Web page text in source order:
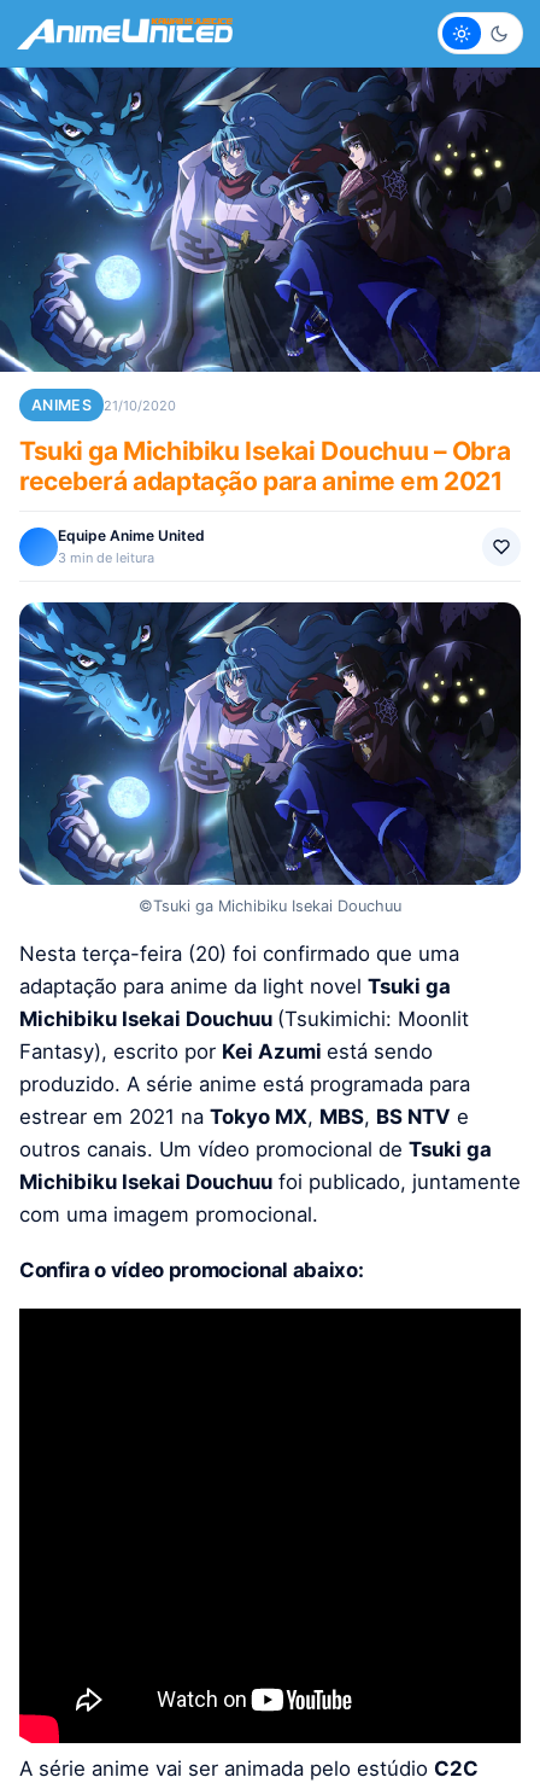
Claro
ANIMES 21/10/2020
Tsuki ga Michibiku Isekai Douchuu – Obra
receberá adaptação para anime em 2021
Equipe Anime United
3 min de leitura
©Tsuki ga Michibiku Isekai Douchuu
Nesta terça-feira (20) foi confirmado que uma
adaptação para anime da light novel Tsuki ga
Michibiku Isekai Douchuu (Tsukimichi: Moonlit
Fantasy), escrito por Kei Azumi está sendo
produzido. A série anime está programada para
estrear em 2021 na Tokyo MX, MBS, BS NTV e
outros canais. Um vídeo promocional de Tsuki ga
Michibiku Isekai Douchuu foi publicado, juntamente
com uma imagem promocional.
Confira o vídeo promocional abaixo:
A série anime vai ser animada pelo estúdio C2C